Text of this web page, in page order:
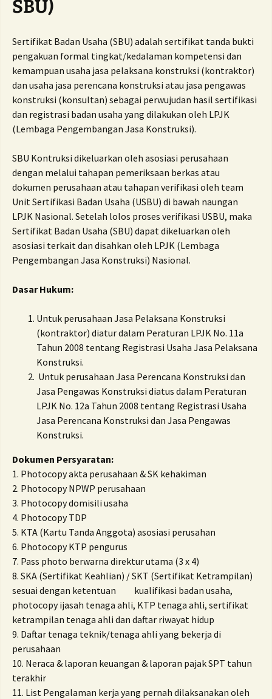
SBU)
Sertifikat Badan Usaha (SBU) adalah sertifikat tanda bukti
pengakuan formal tingkat/kedalaman kompetensi dan
kemampuan usaha jasa pelaksana konstruksi (kontraktor)
dan usaha jasa perencana konstruksi atau jasa pengawas
konstruksi (konsultan) sebagai perwujudan hasil sertifikasi
dan registrasi badan usaha yang dilakukan oleh LPJK
(Lembaga Pengembangan Jasa Konstruksi).
SBU Kontruksi dikeluarkan oleh asosiasi perusahaan
dengan melalui tahapan pemeriksaan berkas atau
dokumen perusahaan atau tahapan verifikasi oleh team
Unit Sertifikasi Badan Usaha (USBU) di bawah naungan
LPJK Nasional. Setelah lolos proses verifikasi USBU, maka
Sertifikat Badan Usaha (SBU) dapat dikeluarkan oleh
asosiasi terkait dan disahkan oleh LPJK (Lembaga
Pengembangan Jasa Konstruksi) Nasional.
Dasar Hukum:
Untuk perusahaan Jasa Pelaksana Konstruksi
(kontraktor) diatur dalam Peraturan LPJK No. 11a
Tahun 2008 tentang Registrasi Usaha Jasa Pelaksana
Konstruksi.
Untuk perusahaan Jasa Perencana Konstruksi dan
Jasa Pengawas Konstruksi diatus dalam Peraturan
LPJK No. 12a Tahun 2008 tentang Registrasi Usaha
Jasa Perencana Konstruksi dan Jasa Pengawas
Konstruksi.
Dokumen Persyaratan:
1. Photocopy akta perusahaan & SK kehakiman
2. Photocopy NPWP perusahaan
3. Photocopy domisili usaha
4. Photocopy TDP
5. KTA (Kartu Tanda Anggota) asosiasi perusahan
6. Photocopy KTP pengurus
7. Pass photo berwarna direktur utama (3 x 4)
8. SKA (Sertifikat Keahlian) / SKT (Sertifikat Ketrampilan)
sesuai dengan ketentuan kualifikasi badan usaha,
photocopy ijasah tenaga ahli, KTP tenaga ahli, sertifikat
ketrampilan tenaga ahli dan daftar riwayat hidup
9. Daftar tenaga teknik/tenaga ahli yang bekerja di
perusahaan
10. Neraca & laporan keuangan & laporan pajak SPT tahun
terakhir
11. List Pengalaman kerja yang pernah dilaksanakan oleh